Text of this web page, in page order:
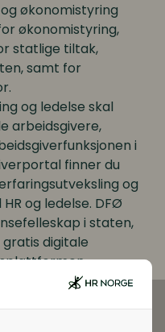
økonomistyring
økonomistyring,
statlige tiltak,
samt for
og ledelse skal
arbeidsgivere,
i
finner du
og
og ledelse. DFØ
i staten,
digitale